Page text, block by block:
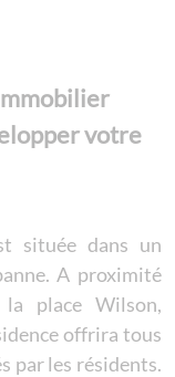
votre
située dans un
A proximité
place Wilson,
offrira tous
par les résidents.